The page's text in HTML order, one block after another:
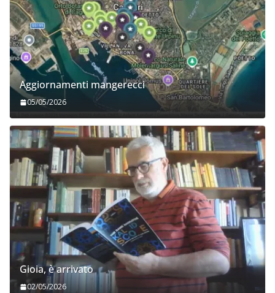
Aggiornamenti mangerecci
05/05/2026
Gioia, è arrivato
02/05/2026